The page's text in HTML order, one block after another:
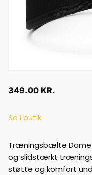
349.00 KR.
Se i butik
Træningsbælte Dame
og slidstærkt
støtte og komfort